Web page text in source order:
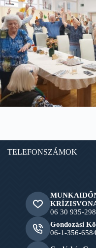
TELEFONSZÁMOK
06 30 935-
Gondozási
06-1-356-